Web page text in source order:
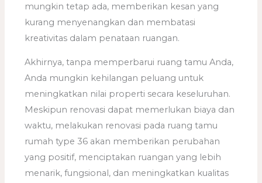
mungkin tetap ada, memberikan kesan yang
kurang menyenangkan dan membatasi
kreativitas dalam penataan ruangan.
Akhirnya, tanpa memperbarui ruang tamu Anda,
Anda mungkin kehilangan peluang untuk
meningkatkan nilai properti secara keseluruhan.
Meskipun renovasi dapat memerlukan biaya dan
waktu, melakukan renovasi pada ruang tamu
rumah type 36 akan memberikan perubahan
yang positif, menciptakan ruangan yang lebih
menarik, fungsional, dan meningkatkan kualitas